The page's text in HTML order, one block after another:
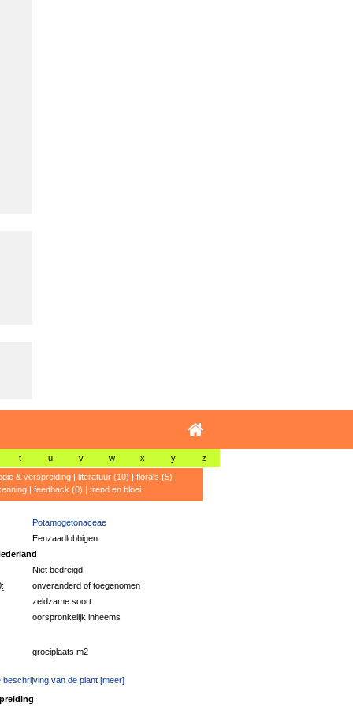
t u v w x y z
& verspreiding| literatuur (10) | flora's (5) |
| feedback (0) | trend en bloei
Potamogetonaceae
Eenzaadlobbigen
Niet bedreigd
onveranderd of toegenomen
zeldzame soort
oorspronkelijk inheems
groeiplaats m2
beschrijving van de plant [meer]